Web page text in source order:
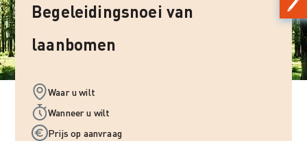
Begeleidingsnoei van
laanbomen
Waar u wilt
Wanneer u wilt
Prijs op aanvraag